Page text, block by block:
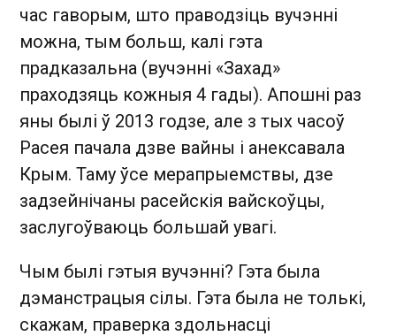
час гаворым, што праводзіць вучэнні
можна, тым больш, калі гэта
прадказальна (вучэнні «Захад»
праходзяць кожныя 4 гады). Апошні раз
яны былі ў 2013 годзе, але з тых часоў
Расея пачала дзве вайны і анексавала
Крым. Таму ўсе мерапрыемствы, дзе
задзейнічаны расейскія вайскоўцы,
заслугоўваюць большай увагі.
Чым былі гэтыя вучэнні? Гэта была
дэманстрацыя сілы. Гэта была не толькі,
скажам, праверка здольнасці